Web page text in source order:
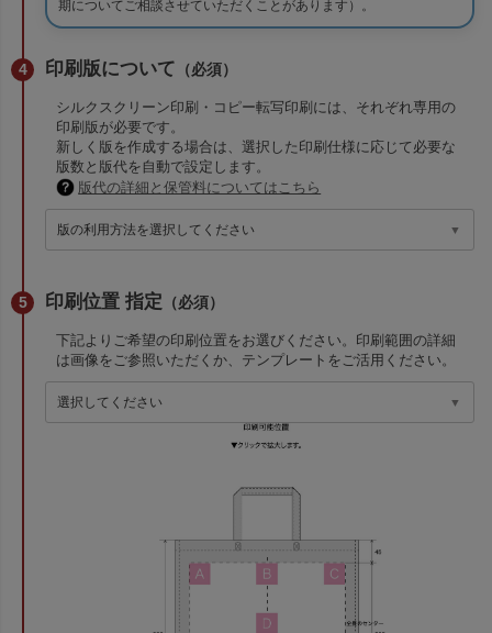
期についてご相談させていただくことがあります）。
印刷版について （必須）
シルクスクリーン印刷・コピー転写印刷には、それぞれ専用の
印刷版が必要です。
新しく版を作成する場合は、選択した印刷仕様に応じて必要な
版数と版代を自動で設定します。
版代の詳細と保管料についてはこちら
印刷位置 指定 （必須）
下記よりご希望の印刷位置をお選びください。印刷範囲の詳細
は画像をご参照いただくか、テンプレートをご活用ください。